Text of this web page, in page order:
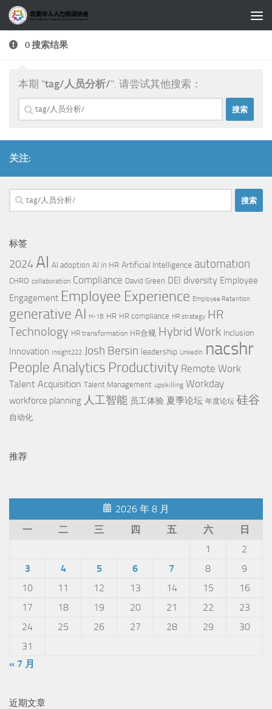
跳至内容
0 搜索结果
本期 "tag/人员分析/". 请尝试其他搜索：
搜
索：
关注:
搜
索：
标签
2024 AI AI adoption AI in HR Artificial Intelligence automation
CHRO collaboration Compliance David Green DEI diversity Employee
Engagement Employee Experience Employee Retention
generative AI H-1B HR HR compliance HR strategy HR
Technology HR transformation HR合规 Hybrid Work Inclusion
Innovation Insight222 Josh Bersin leadership Linkedin nacshr
People Analytics Productivity Remote Work
Talent Acquisition Talent Management upskilling Workday
workforce planning 人工智能 员工体验 夏季论坛 年度论坛 硅谷
自动化
推荐
2026 年 8 月
一
二 三 四 五 六
日
1
2
3
4 5 6 7 8
9
10
11 12 13 14 15
16
17
18 19 20 21 22
23
24
25 26 27 28 29
30
31
« 7 月
近期文章